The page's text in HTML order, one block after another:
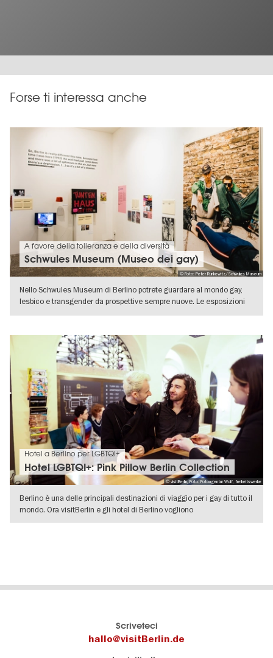
Forse ti interessa anche
© Foto: Peter Runkewitz/Schwules Museum
A favore della tolleranza e della diversità
Schwules Museum (Museo dei gay)
Nello Schwules Museum di Berlino potrete guardare al mondo gay,
lesbico e transgender da prospettive sempre nuove. Le esposizioni
© visitBerlin, Foto: Fotoagentur Wolf, freiheitswerke
Hotel a Berlino per LGBTQI+
Hotel LGBTQI+: Pink Pillow Berlin Collection
Berlino è una delle principali destinazioni di viaggio per i gay di tutto il
mondo. Ora visitBerlin e gli hotel di Berlino vogliono
Scriveteci
hallo@visitBerlin.de